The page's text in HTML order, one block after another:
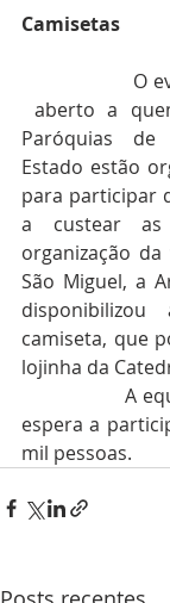
Camisetas
O
aberto a
Paróquias
Estado estão
para participar
a custear as
organização
São Miguel, a
camiseta, que
lojinha da
A equipe
espera a
mil pessoas.